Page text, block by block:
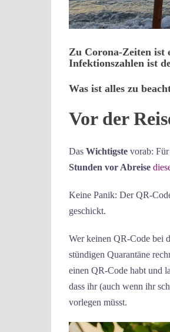
Zu Corona-Zeiten ist
Infektionszahlen ist
Was ist alles zu
Vor der
Das Wichtigste vorab:
Stunden vor Abreise
Keine Panik: Der QR-
geschickt.
Wer keinen QR-Code bei
stündigen Quarantäne
einen QR-Code habt und
dass ihr (auch wenn ihr
vorlegen müsst.